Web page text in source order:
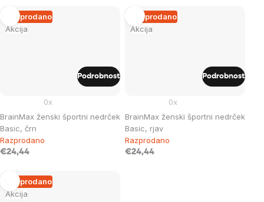
Akcija
Razprodano
BrainMax ženski športni nedrček
Basic, črn
0x
Razprodano
€24,44
Podrobnost
Akcija
Razprodano
BrainMax ženski športni nedrček
Basic, rjav
0x
Razprodano
€24,44
Podrobnost
Akcija
Razprodano